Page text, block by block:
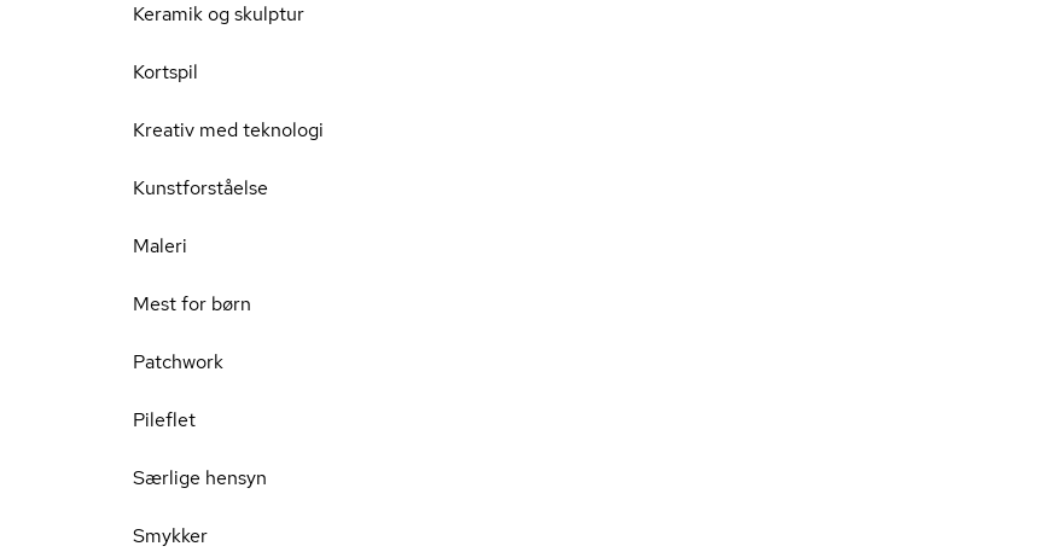
Keramik og skulptur
Kortspil
Kreativ med teknologi
Kunstforståelse
Maleri
Mest for børn
Patchwork
Pileflet
Særlige hensyn
Smykker